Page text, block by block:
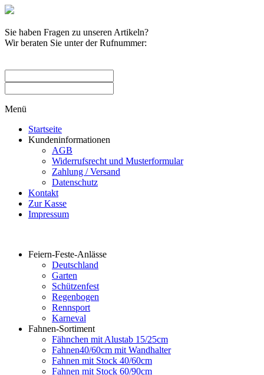
Sie haben Fragen zu unseren Artikeln?
Wir beraten Sie unter der Rufnummer:
Menü
Startseite
Kundeninformationen
AGB
Widerrufsrecht und Musterformular
Zahlung / Versand
Datenschutz
Kontakt
Zur Kasse
Impressum
Feiern-Feste-Anlässe
Deutschland
Garten
Schützenfest
Regenbogen
Rennsport
Karneval
Fahnen-Sortiment
Fähnchen mit Alustab 15/25cm
Fahnen40/60cm mit Wandhalter
Fahnen mit Stock 40/60cm
Fahnen mit Stock 60/90cm